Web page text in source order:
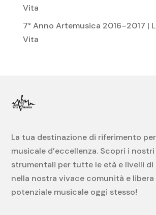
Vita
7° Anno Artemusica 2016–2017 |
Vita
La tua destinazione di riferimento
musicale d’eccellenza. Scopri i
strumentali per tutte le età e livelli di
nella nostra vivace comunità e
potenziale musicale oggi stesso!